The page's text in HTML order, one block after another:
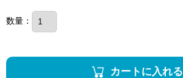
数量：
カートに入れる